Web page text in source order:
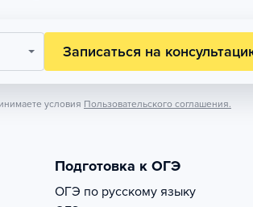
Записаться на
условия Пользовательского соглашения.
Подготовка к ОГЭ
ОГЭ по русскому языку